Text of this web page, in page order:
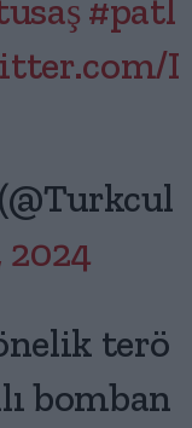
#patl
I
2024
terö
bomban